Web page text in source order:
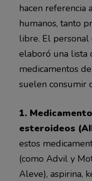
hacen referencia
humanos, tanto
libre. El personal
elaboró una lista
medicamentos
suelen consumir
1.
esteroideos
estos
(como Advil y
Aleve), aspirina,